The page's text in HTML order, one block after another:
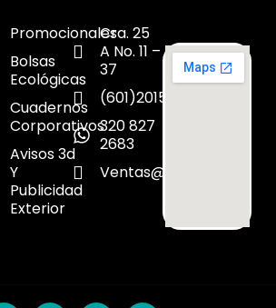
Promocionales
Bolsas
Ecológicas
Cuadernos
Corporativos
Avisos 3d
Y
Publicidad
Exterior
Cra. 25
A No. 11 –
37
(601)2015300
320 827
2683
Ventas@dicoes.co